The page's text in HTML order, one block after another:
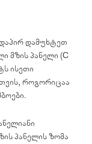
დამუხტეთ
მზის პანელი (C
ისეთი
როგორიცაა
პანელის ზომა